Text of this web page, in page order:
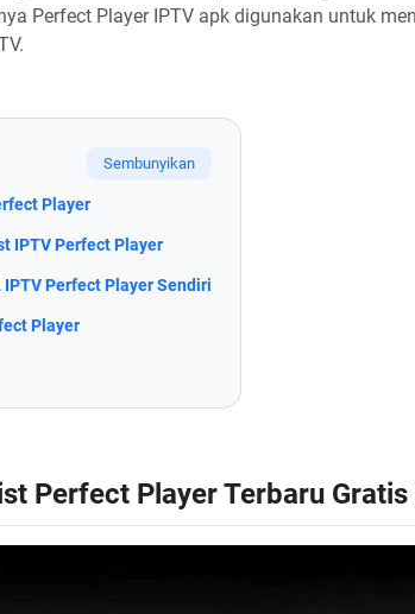
Perfect Player IPTV apk digunakan untuk
Player
IPTV Perfect Player
IPTV Perfect Player Sendiri
Player
Perfect Player Terbaru